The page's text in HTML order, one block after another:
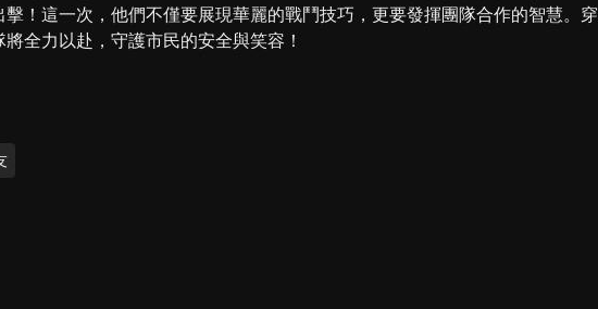
！這一次，他們不僅要展現華麗的戰鬥技巧，更要發揮團隊合作的智慧。穿
全力以赴，守護市民的安全與笑容！